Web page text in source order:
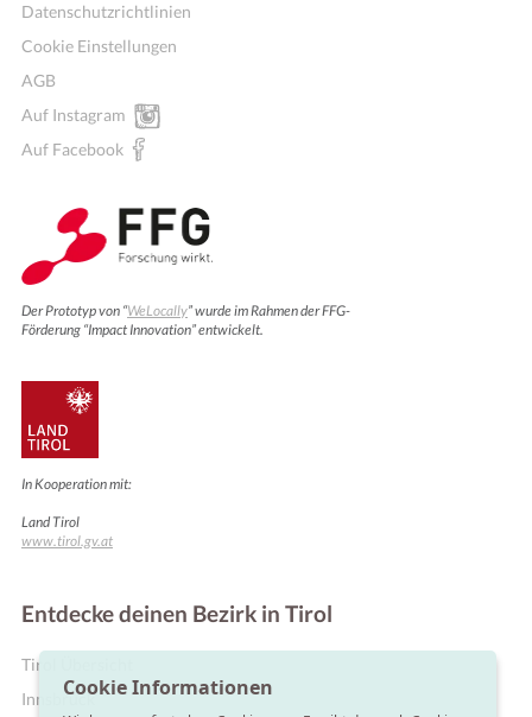
Datenschutzrichtlinien
Cookie Einstellungen
AGB
Auf Instagram
Auf Facebook
Der Prototyp von “WeLocally” wurde im Rahmen der FFG-
Förderung “Impact Innovation” entwickelt.
In Kooperation mit:
Land Tirol
www.tirol.gv.at
Entdecke deinen Bezirk in Tirol
Tirol Übersicht
InnsbruckCookie Informationen